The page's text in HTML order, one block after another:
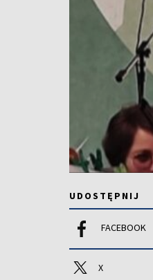
UDOSTĘPNIJ
FACEBOOK
X